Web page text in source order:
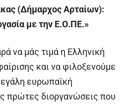
(Δήμαρχος Αρταίων):
με την Ε.Ο.ΠΕ.»
να μάς τιμά η Ελληνική
και να φιλοξενούμε
ευρωπαϊκή
πρώτες διοργανώσεις που